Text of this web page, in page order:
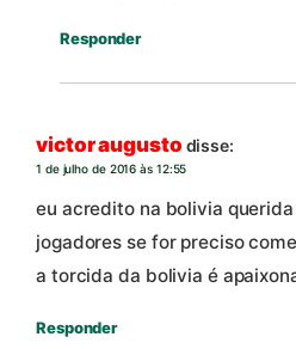
Responder
victor augusto disse:
1 de julho de 2016 às 12:55
eu acredito na bolivia
jogadores se for preciso
a torcida da bolivia é
Responder